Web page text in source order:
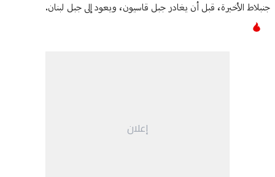
جنبلاط الأخيرة، قبل أن يغادر جبل قاسيون، ويعود إلى جبل لبنان.
إعلان